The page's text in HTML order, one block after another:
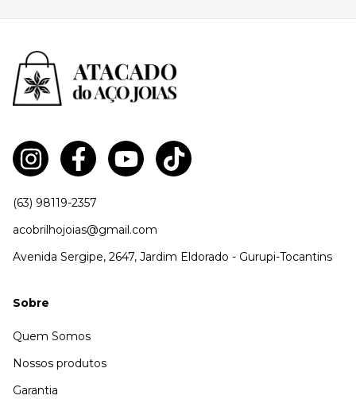
(63) 98119-2357
acobrilhojoias@gmail.com
Avenida Sergipe, 2647, Jardim Eldorado - Gurupi-Tocantins
Sobre
Quem Somos
Nossos produtos
Garantia